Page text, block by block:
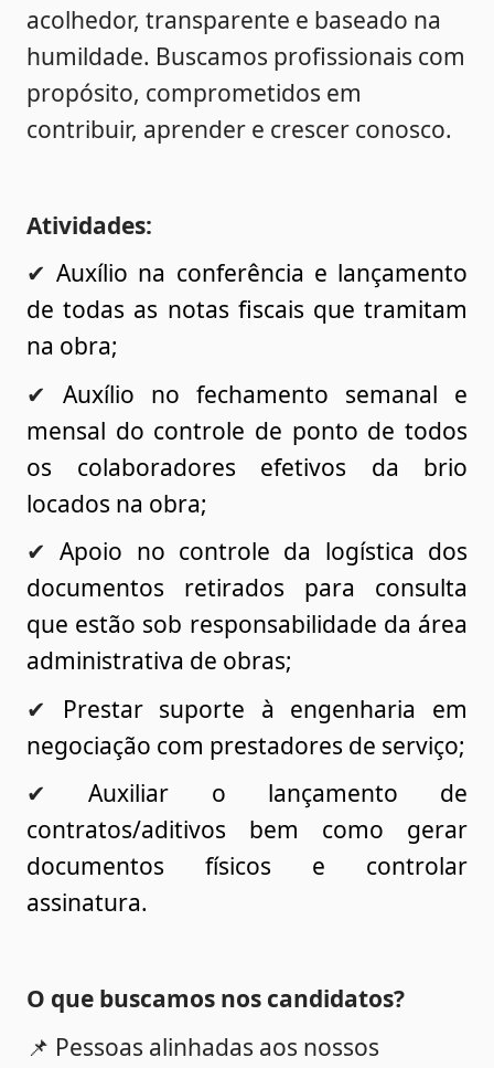
acolhedor, transparente e baseado na
humildade. Buscamos profissionais com
propósito, comprometidos em
contribuir, aprender e crescer conosco.
Atividades:
✔ Auxílio na conferência e lançamento
de todas as notas fiscais que tramitam
na obra;
✔ Auxílio no fechamento semanal e
mensal do controle de ponto de todos
os colaboradores efetivos da brio
locados na obra;
✔ Apoio no controle da logística dos
documentos retirados para consulta
que estão sob responsabilidade da área
administrativa de obras;
✔ Prestar suporte à engenharia em
negociação com prestadores de serviço;
✔ Auxiliar o lançamento de
contratos/aditivos bem como gerar
documentos físicos e controlar
assinatura.
O que buscamos nos candidatos?
📌 Pessoas alinhadas aos nossos